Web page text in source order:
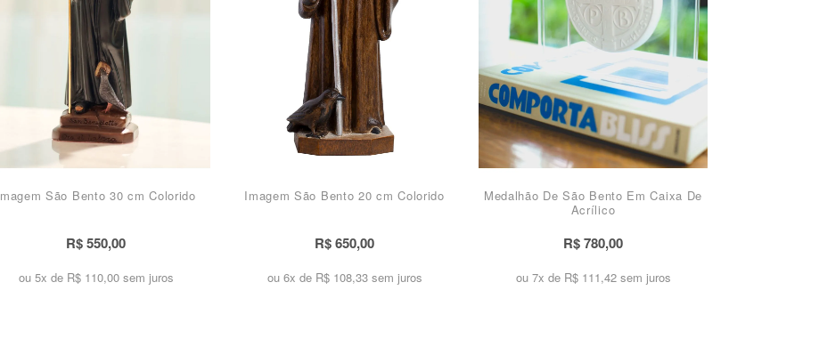
São Bento 30 cm Colorido
R$ 550,00
ou 5x de R$ 110,00 sem juros
Imagem São Bento 20 cm Colorido
R$ 650,00
ou 6x de R$ 108,33 sem juros
Medalhão De São Bento Em Caixa De
Acrílico
R$ 780,00
ou 7x de R$ 111,42 sem juros